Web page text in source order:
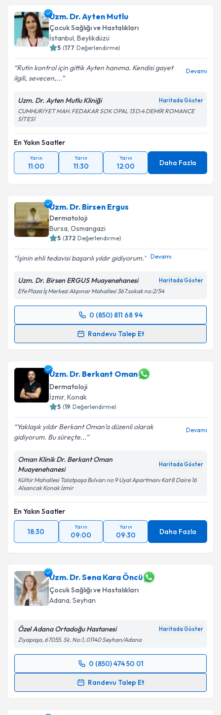
Uzm. Dr. Ayten Mutlu
Çocuk Sağlığı ve Hastalıkları
İstanbul, Beylikdüzü
5 (177 Değerlendirme)
Rutin kontrol için gittik Ayten hanıma. Kendisi gayet
ilgili, sevecen,...
Devamı
Uzm. Dr. Ayten Mutlu Kliniği Haritada Göster
CUMHURİYET MAH. FEDAKAR SOK OPAL 13 D:4 DEMİR ROMANCE
SİTESİ
En Yakın Saatler
Yarın
11:00
Yarın
11:30
Yarın
12:00 Daha Fazla
Uzm. Dr. Birsen Ergus
Dermatoloji
Bursa, Osmangazi
5 (372 Değerlendirme)
İşinin ehli tedavisi başarılı yıldır gidiyorum. Devamı
Uzm. Dr. Birsen ERGUS Muayenehanesi Haritada Göster
Efe Plaza İş Merkezi Akpınar Mahallesi 367.sokak no:2/54
0 (850) 811 68 94
Randevu Talep Et
Randevu Takvimi Talebi
takvim hazırlandığında e-posta ile bilgilendireceğiz.
E-posta Adresiniz
Kişisel verilerimin işlenmesine ilişkin
kapsamda işlenmesini kabul ediyorum.
Uzm. Dr. Berkant Oman
Dermatoloji
İzmir, Konak
5 (19 Değerlendirme)
Yaklaşık yıldır Berkant Oman’a düzenli olarak
gidiyorum. Bu süreçte...
Devamı
Oman Klinik Dr. Berkant Oman
Muayenehanesi
Haritada Göster
Kültür Mahallesi Talatpaşa Bulvarı no 9 Uyal Apartmanı Kat 8 Daire 16
Alsancak Konak İzmir
En Yakın Saatler
18:30
Yarın
09:00
Yarın
09:30 Daha Fazla
Uzm. Dr. Sena Kara Öncü
Çocuk Sağlığı ve Hastalıkları
Adana, Seyhan
Özel Adana Ortadoğu Hastanesi Haritada Göster
Ziyapaşa, 67055. Sk. No:1, 01140 Seyhan/Adana
0 (850) 474 50 01
Randevu Talep Et
Randevu Takvimi Talebi